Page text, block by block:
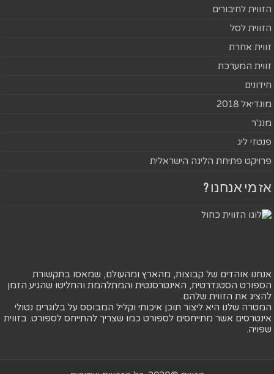
הזווית לחיבורים
הזווית לסל
זווית אחרת
זווית המערכת
חידונים
מונדיאל 2018
מנג'ר
פנטזי ליג
פרויקט פתיחת הליגה הישראלית
אז מי אנחנו ?
אנחנו אוהדים של קבוצות, מהארץ ומהעולם, שמאסו בתקשורת
הספורט הסטנדרטית, האינטרסנטית והמתלהמת והחליטו שהגיע הזמן
להציג את הזווית שלהם.
המטרה שלנו היא ליצור תוכן איכותי וקליל המבוסס על בלוגרים נטולי
אינטרסים אשר מתייחסים לספורט כמו שצריך להתייחס לספורט. בזווית
שפויה.